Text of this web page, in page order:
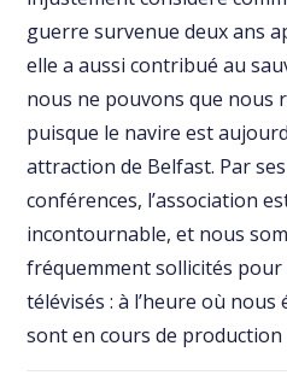
guerre survenue deux ans
elle a aussi contribué au
nous ne pouvons que nous
puisque le navire est
attraction de Belfast. Par
conférences, l’association
incontournable, et nous
fréquemment sollicités pour
télévisés : à l’heure où
sont en cours de production